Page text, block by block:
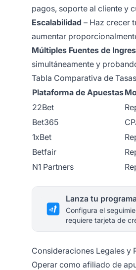
pagos, soporte al cliente y
Escalabilidad – Haz crecer
aumentar
Múltiples Fuentes de
simultáneamente y
Tabla Comparativa de
Plataforma de Apuestas
22Bet
Bet365
1xBet
Betfair
N1 Partners
Lanza tu
Configura el
requiere tarjeta de
Consideraciones Legales y
Operar como afiliado de